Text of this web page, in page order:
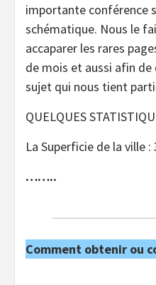
importante conférence
schématique. Nous le
accaparer les rares
de mois et aussi afin de
sujet qui nous tient
QUELQUES
La Superficie de la ville
……..
Comment obtenir ou